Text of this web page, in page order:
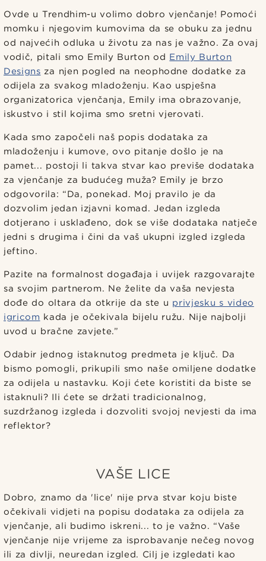
Ovde u Trendhim-u volimo dobro vjenčanje! Pomoći
momku i njegovim kumovima da se obuku za jednu
od najvećih odluka u životu za nas je važno. Za ovaj
vodič, pitali smo Emily Burton od Emily Burton
Designs za njen pogled na neophodne dodatke za
odijela za svakog mladoženju. Kao uspješna
organizatorica vjenčanja, Emily ima obrazovanje,
iskustvo i stil kojima smo sretni vjerovati.
Kada smo započeli naš popis dodataka za
mladoženju i kumove, ovo pitanje došlo je na
pamet... postoji li takva stvar kao previše dodataka
za vjenčanje za budućeg muža? Emily je brzo
odgovorila: “Da, ponekad. Moj pravilo je da
dozvolim jedan izjavni komad. Jedan izgleda
dotjerano i usklađeno, dok se više dodataka natječe
jedni s drugima i čini da vaš ukupni izgled izgleda
jeftino.
Pazite na formalnost događaja i uvijek razgovarajte
sa svojim partnerom. Ne želite da vaša nevjesta
dođe do oltara da otkrije da ste u privjesku s video
igricom kada je očekivala bijelu ružu. Nije najbolji
uvod u bračne zavjete.”
Odabir jednog istaknutog predmeta je ključ. Da
bismo pomogli, prikupili smo naše omiljene dodatke
za odijela u nastavku. Koji ćete koristiti da biste se
istaknuli? Ili ćete se držati tradicionalnog,
suzdržanog izgleda i dozvoliti svojoj nevjesti da ima
reflektor?
VAŠE LICE
Dobro, znamo da 'lice' nije prva stvar koju biste
očekivali vidjeti na popisu dodataka za odijela za
vjenčanje, ali budimo iskreni... to je važno. “Vaše
vjenčanje nije vrijeme za isprobavanje nečeg novog
ili za divlji, neuredan izgled. Cilj je izgledati kao